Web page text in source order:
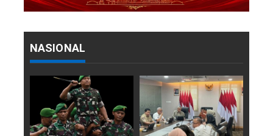
NASIONAL